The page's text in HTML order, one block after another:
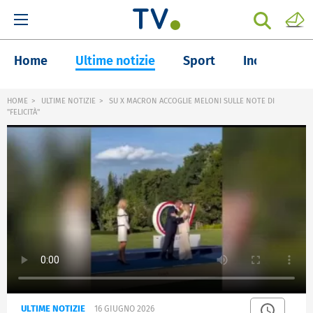
Home Ultime notizie Sport Inchieste
HOME ULTIME NOTIZIE
SU X MACRON ACCOGLIE MELONI SULLE NOTE DI
"FELICITÀ"
ULTIME NOTIZIE 16 GIUGNO 2026